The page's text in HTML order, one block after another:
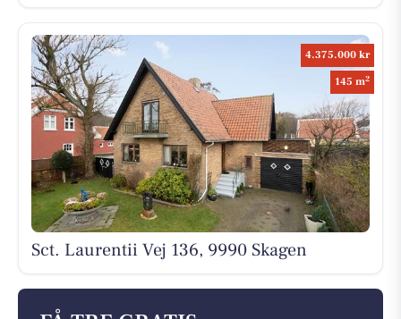
4.375.000 kr
145 m2
Sct. Laurentii Vej 136, 9990 Skagen